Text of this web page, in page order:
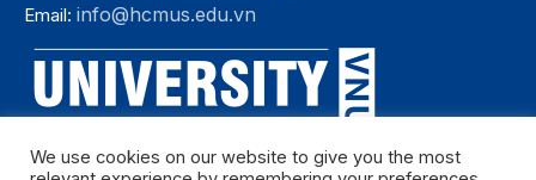
Email:info@hcmus.edu.vn
We use cookies on our website to give you the most